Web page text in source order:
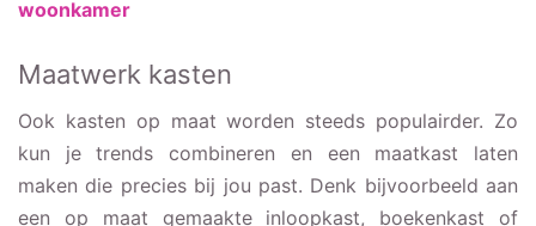
woonkamer
Maatwerk kasten
Ook kasten op maat worden steeds populairder. Zo
kun je trends combineren en een maatkast laten
maken die precies bij jou past. Denk bijvoorbeeld aan
een op maat gemaakte inloopkast, boekenkast of